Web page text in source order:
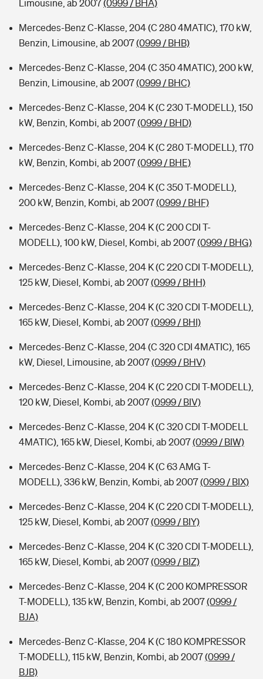
Limousine, ab 2007 (0999 / BHA)
Mercedes-Benz C-Klasse, 204 (C 280 4MATIC), 170 kW,
Benzin, Limousine, ab 2007(0999 / BHB)
Mercedes-Benz C-Klasse, 204 (C 350 4MATIC), 200 kW,
Benzin, Limousine, ab 2007(0999 / BHC)
Mercedes-Benz C-Klasse, 204 K (C 230 T-MODELL), 150
kW, Benzin, Kombi, ab 2007(0999 / BHD)
Mercedes-Benz C-Klasse, 204 K (C 280 T-MODELL), 170
kW, Benzin, Kombi, ab 2007(0999 / BHE)
Mercedes-Benz C-Klasse, 204 K (C 350 T-MODELL),
200 kW, Benzin, Kombi, ab 2007(0999 / BHF)
Mercedes-Benz C-Klasse, 204 K (C 200 CDI T-
MODELL), 100 kW, Diesel, Kombi, ab 2007(0999 / BHG)
Mercedes-Benz C-Klasse, 204 K (C 220 CDI T-MODELL),
125 kW, Diesel, Kombi, ab 2007(0999 / BHH)
Mercedes-Benz C-Klasse, 204 K (C 320 CDI T-MODELL),
165 kW, Diesel, Kombi, ab 2007(0999 / BHI)
Mercedes-Benz C-Klasse, 204 (C 320 CDI 4MATIC), 165
kW, Diesel, Limousine, ab 2007(0999 / BHV)
Mercedes-Benz C-Klasse, 204 K (C 220 CDI T-MODELL),
120 kW, Diesel, Kombi, ab 2007(0999 / BIV)
Mercedes-Benz C-Klasse, 204 K (C 320 CDI T-MODELL
4MATIC), 165 kW, Diesel, Kombi, ab 2007(0999 / BIW)
Mercedes-Benz C-Klasse, 204 K (C 63 AMG T-
MODELL), 336 kW, Benzin, Kombi, ab 2007(0999 / BIX)
Mercedes-Benz C-Klasse, 204 K (C 220 CDI T-MODELL),
125 kW, Diesel, Kombi, ab 2007(0999 / BIY)
Mercedes-Benz C-Klasse, 204 K (C 320 CDI T-MODELL),
165 kW, Diesel, Kombi, ab 2007(0999 / BIZ)
Mercedes-Benz C-Klasse, 204 K (C 200 KOMPRESSOR
T-MODELL), 135 kW, Benzin, Kombi, ab 2007(0999 /
BJA)
Mercedes-Benz C-Klasse, 204 K (C 180 KOMPRESSOR
T-MODELL), 115 kW, Benzin, Kombi, ab 2007(0999 /
BJB)